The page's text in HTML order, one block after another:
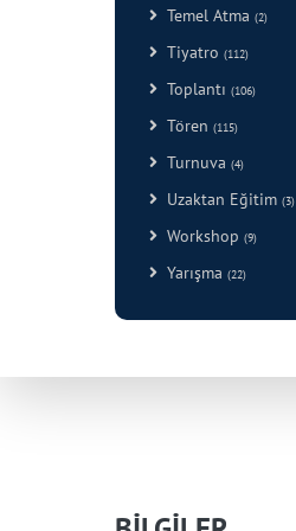
Temel Atma (2)
Tiyatro (112)
Toplantı (106)
Tören (115)
Turnuva (4)
Uzaktan Eğitim (3)
Workshop (9)
Yarışma (22)